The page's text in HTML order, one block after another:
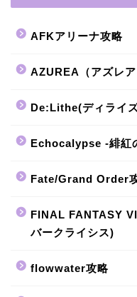
AFKアリーナ攻略
AZUREA（アズレ
De:Lithe(ディライ
Echocalypse -緋紅
Fate/Grand Order
FINAL FANTASY
バークライシス)
flowwater攻略